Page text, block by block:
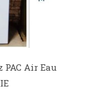
Air Eau